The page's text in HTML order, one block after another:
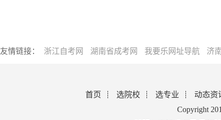
友情链接： 浙江自考网 湖南省成考网 我要乐网址导航 济
首页 选院校 选专业
动态资
Copyright